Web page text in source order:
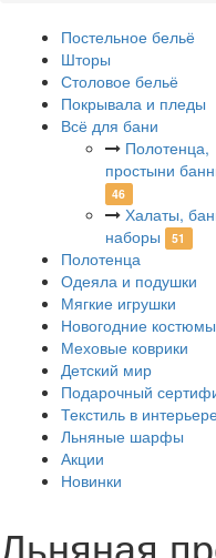
Постельное бельё
Шторы
Столовое бельё
Покрывала и пледы
Всё для бани
Полотенца,
простыни
46
Халаты,
наборы
51
Полотенца
Одеяла и подушки
Мягкие игрушки
Новогодние костюмы
Меховые коврики
Детский мир
Подарочный
Текстиль в
Льняные шарфы
Акции
Новинки
Льняная